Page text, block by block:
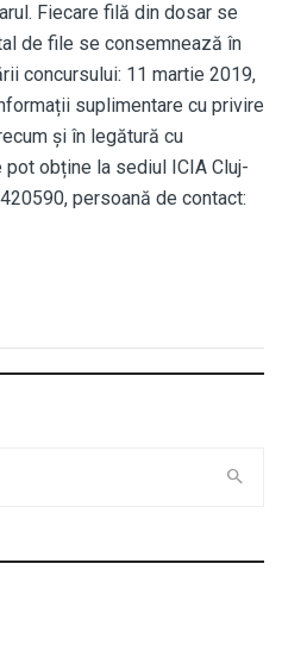
Fiecare filă din dosar se
de file se consemnează în
concursului: 11 martie 2019,
suplimentare cu privire
și în legătură cu
obține la sediul ICIA Cluj-
persoană de contact: